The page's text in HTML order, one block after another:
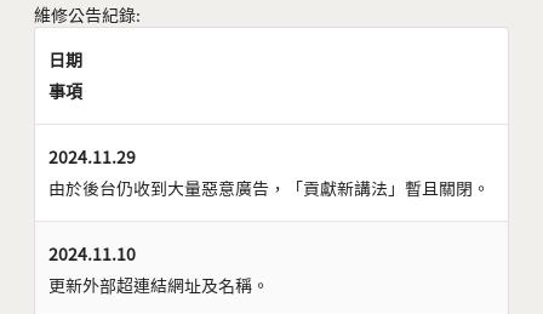
維修公告紀錄:
日期
事項
2024.11.29
由於後台仍收到大量惡意廣告，「貢獻新講法」暫且關閉。
2024.11.10
更新外部超連結網址及名稱。